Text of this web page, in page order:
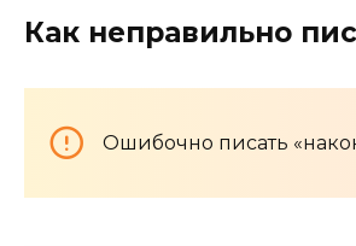
Как неправильно
Ошибочно писать